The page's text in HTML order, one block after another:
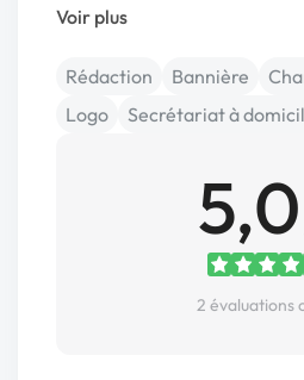
Voir plus
Rédaction Bannière
Logo
Secrétariat à
5,0
2 évaluations